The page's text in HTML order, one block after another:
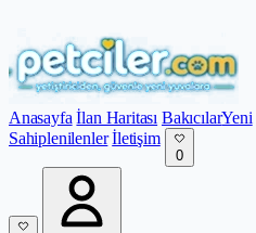
Anasayfa İlan Haritası BakıcılarYeni
Sahiplenilenler İletişim
0